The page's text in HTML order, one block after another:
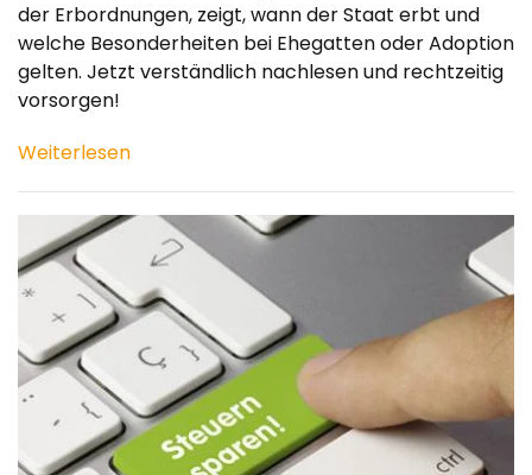
der Erbordnungen, zeigt, wann der Staat erbt und
welche Besonderheiten bei Ehegatten oder Adoption
gelten. Jetzt verständlich nachlesen und rechtzeitig
vorsorgen!
Weiterlesen